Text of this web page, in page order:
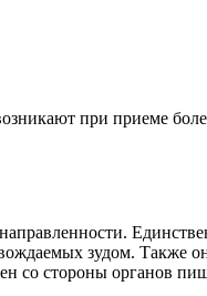
при приеме
зудом. Также
со стороны органов